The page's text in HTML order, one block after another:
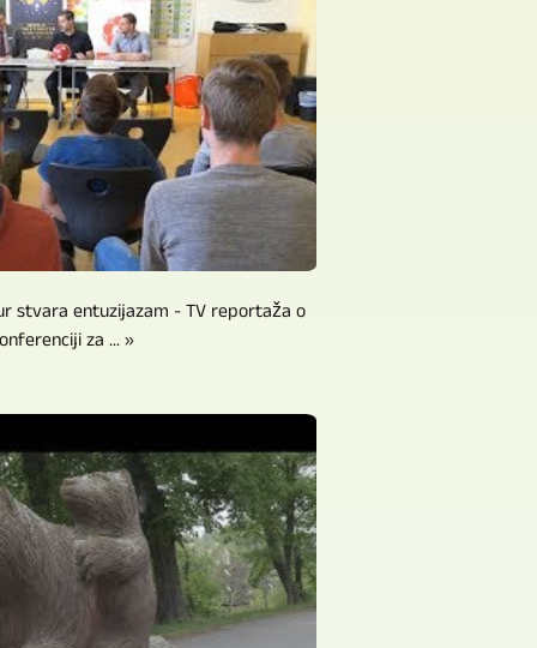
stvara entuzijazam - TV reportaža o
za ... »